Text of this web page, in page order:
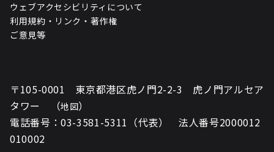
ウェブアクセシビリティについて
利用規約・リンク・著作権
ご意見等
〒105-0001 東京都港区虎ノ門2-2-3 虎ノ門アルセア
タワー （地図）
電話番号：03-3581-5311（代表） 法人番号2000012
010002